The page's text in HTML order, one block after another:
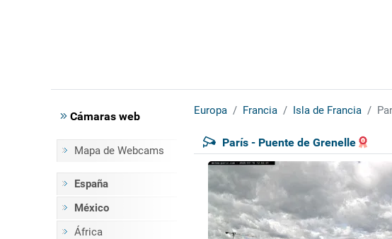
Cámaras web
Mapa de Webcams
España
México
África
Europa Francia Isla de Francia
París - Puente de Grenelle